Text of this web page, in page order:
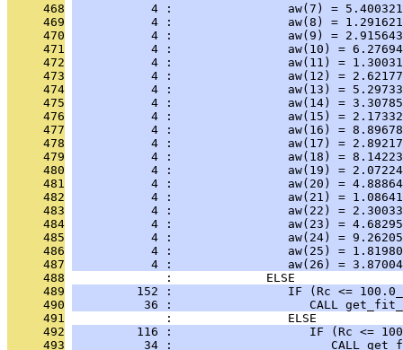
     468
4 :                aw(7) =
     469
4 :                aw(8) =
     470
4 :                aw(9) =
     471
4 :                aw(10) =
     472
4 :                aw(11) =
     473
4 :                aw(12) =
     474
4 :                aw(13) =
     475
4 :                aw(14) =
     476
4 :                aw(15) =
     477
4 :                aw(16) =
     478
4 :                aw(17) =
     479
4 :                aw(18) =
     480
4 :                aw(19) =
     481
4 :                aw(20) =
     482
4 :                aw(21) =
     483
4 :                aw(22) =
     484
4 :                aw(23) =
     485
4 :                aw(24) =
     486
4 :                aw(25) =
     487
4 :                aw(26) =
     488
              :             ELSE
     489
152 :                IF (Rc <=
     490
36 :                   CALL
     491
              :                ELSE
     492
116 :                   IF (Rc <=
     493
34 :                      CALL